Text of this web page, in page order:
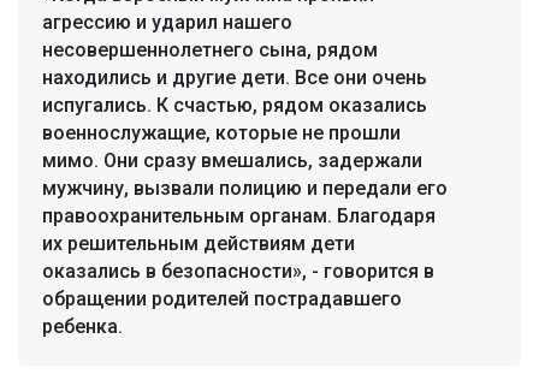
агрессию и ударил нашего
несовершеннолетнего сына, рядом
находились и другие дети. Все они очень
испугались. К счастью, рядом оказались
военнослужащие, которые не прошли
мимо. Они сразу вмешались, задержали
мужчину, вызвали полицию и передали его
правоохранительным органам. Благодаря
их решительным действиям дети
оказались в безопасности», - говорится в
обращении родителей пострадавшего
ребенка.